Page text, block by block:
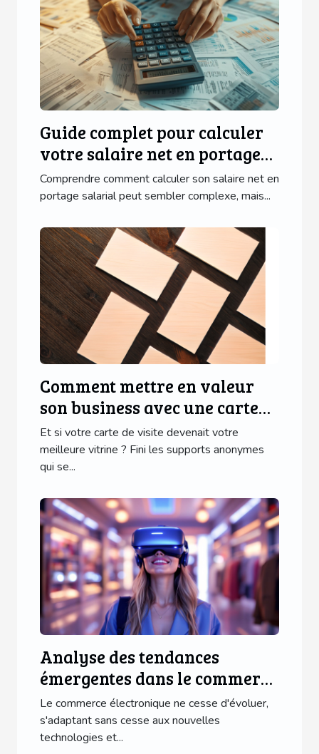
Guide complet pour calculer
votre salaire net en portage
salarial
Comprendre comment calculer son salaire net en
portage salarial peut sembler complexe, mais...
Comment mettre en valeur
son business avec une carte
de visite en bois ?
Et si votre carte de visite devenait votre
meilleure vitrine ? Fini les supports anonymes
qui se...
Analyse des tendances
émergentes dans le commerce
électronique pour 2023
Le commerce électronique ne cesse d'évoluer,
s'adaptant sans cesse aux nouvelles
technologies et...